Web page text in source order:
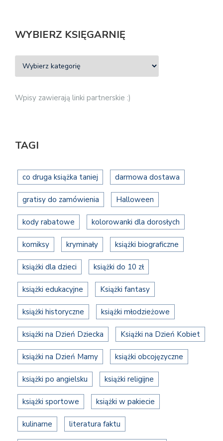
WYBIERZ KSIĘGARNIĘ
Wpisy zawierają linki partnerskie :)
TAGI
co druga książka taniej darmowa dostawa
gratisy do zamówienia Halloween
kody rabatowe kolorowanki dla dorosłych
komiksy kryminały książki biograficzne
książki dla dzieci książki do 10 zł
książki edukacyjne Książki fantasy
książki historyczne książki młodzieżowe
książki na Dzień Dziecka Książki na Dzień Kobiet
książki na Dzień Mamy książki obcojęzyczne
książki po angielsku książki religijne
książki sportowe książki w pakiecie
kulinarne literatura faktu